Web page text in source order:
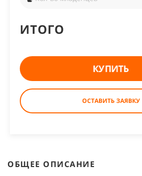
ИТОГО
КУПИТЬ
ОСТАВИТЬ ЗАЯВКУ
ОБЩЕЕ ОПИСАНИЕ